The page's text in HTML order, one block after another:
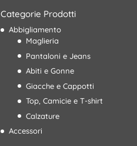
Categorie Prodotti
Abbigliamento
Maglieria
Pantaloni e Jeans
Abiti e Gonne
Giacche e Cappotti
Top, Camicie e T-shirt
Calzature
Accessori